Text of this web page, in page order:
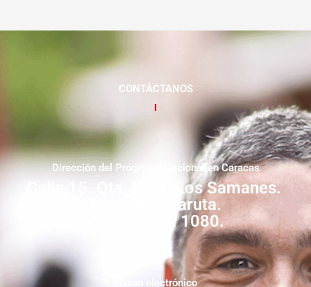
CONTÁCTANOS
Dirección del Programa Nacional en Caracas
Calle 15. Qta. Livia. Los Samanes.
Municipio Baruta.
Zona Postal 1080.
correo electrónico